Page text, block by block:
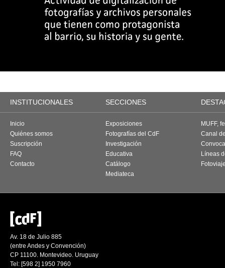
INSTITUCIONALES SECCIONES
Inicio
Quiénes somos
Suscripción
FAQ
Contacto
Exposiciones
Fotografías del CdF
Investigación
Educativa
Catálogo
Mediateca
MUFF,
Canal
Líneas
Av. 18 de Julio 885
(entre Andes y Convención)
CP 11100. Montevideo. Uruguay
Tel: [598 2] 1950 7960